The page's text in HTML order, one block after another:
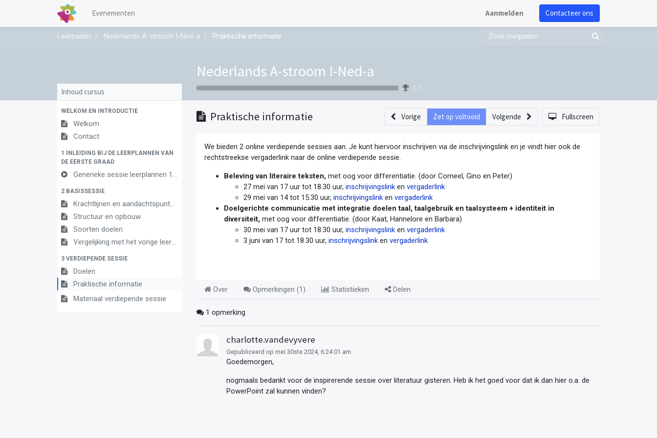
Evenementen Aanmelden Contacteer ons
Leerpaden Nederlands A-stroom I-Ned-a Praktische informatie
Nederlands A-stroom I-Ned-a
0 %
Inhoud cursus
WELKOM EN INTRODUCTIE
Welkom
Contact
1 INLEIDING BIJ DE LEERPLANNEN VAN
DE EERSTE GRAAD
Generieke sessie leerplannen 1ste graad
2 BASISSESSIE
Krachtlijnen en aandachtspunten
Structuur en opbouw
Soorten doelen
Vergelijking met het vorige leerplan
3 VERDIEPENDE SESSIE
Doelen
Praktische informatie
Materiaal verdiepende sessie
Praktische informatie Vorige Zet op voltooid Volgende Fullscreen
We bieden 2 online verdiepende sessies aan. Je kunt hiervoor inschrijven via de inschrijvingslink en je vindt hier ook de
rechtstreekse vergaderlink naar de online verdiepende sessie.
Beleving van literaire teksten, met oog voor differentiatie. (door Corneel, Gino en Peter)
27 mei van 17 uur tot 18.30 uur, inschrijvingslink en vergaderlink
29 mei van 14 tot 15.30 uur, inschrijvingslink en vergaderlink
Doelgerichte communicatie met integratie doelen taal, taalgebruik en taalsysteem + identiteit in
diversiteit, met oog voor differentiatie. (door Kaat, Hannelore en Barbara)
30 mei van 17 uur tot 18.30 uur, inschrijvingslink en vergaderlink
3 juni van 17 tot 18.30 uur, inschrijvingslink en vergaderlink
Over Opmerkingen (1) Statistieken Delen
1 opmerking
charlotte.vandevyvere
Gepubliceerd op mei 30ste 2024, 6:24:01 am
Goedemorgen,
nogmaals bedankt voor de inspirerende sessie over literatuur gisteren. Heb ik het goed voor dat ik dan hier o.a. de
PowerPoint zal kunnen vinden?